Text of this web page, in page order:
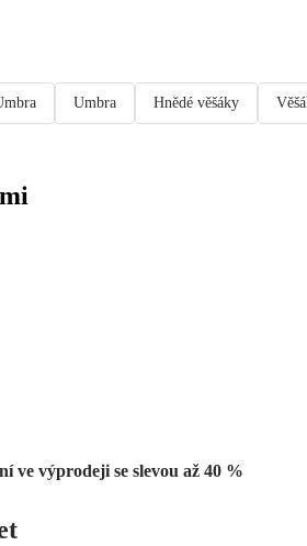
Umbra Hnědé věšáky
ve výprodeji se slevou až 40 %